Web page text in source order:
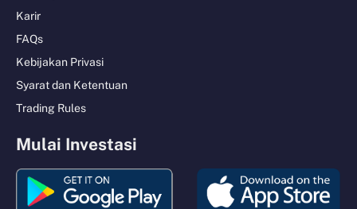
Karir
FAQs
Kebijakan Privasi
Syarat dan Ketentuan
Trading Rules
Mulai Investasi